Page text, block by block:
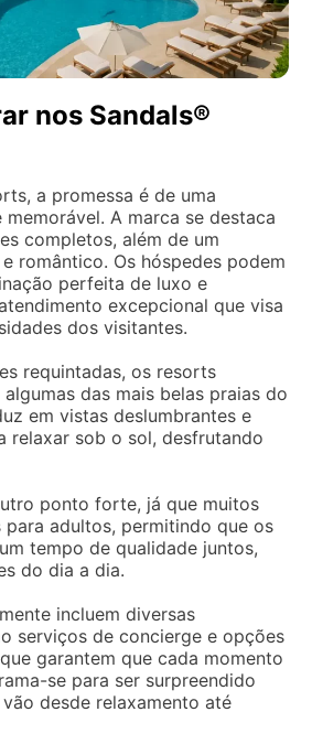
nos Sandals®
a promessa é de uma
A marca se destaca
completos, além de um
romântico. Os hóspedes podem
perfeita de luxo e
excepcional que visa
dos visitantes.
requintadas, os resorts
das mais belas praias do
em vistas deslumbrantes e
relaxar sob o sol, desfrutando
ponto forte, já que muitos
para adultos, permitindo que os
tempo de qualidade juntos,
do dia a dia.
incluem diversas
serviços de concierge e opções
garantem que cada momento
se para ser surpreendido
desde relaxamento até